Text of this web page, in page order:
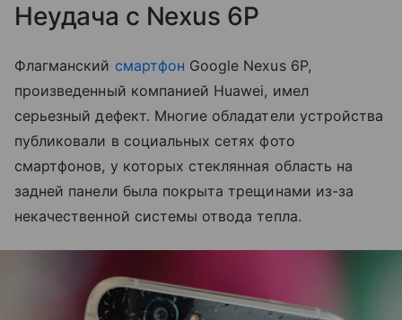
Неудача с Nexus 6P
Флагманский смартфон Google Nexus 6P,
произведенный компанией Huawei, имел
серьезный дефект. Многие обладатели устройства
публиковали в социальных сетях фото
смартфонов, у которых стеклянная область на
задней панели была покрыта трещинами из-за
некачественной системы отвода тепла.